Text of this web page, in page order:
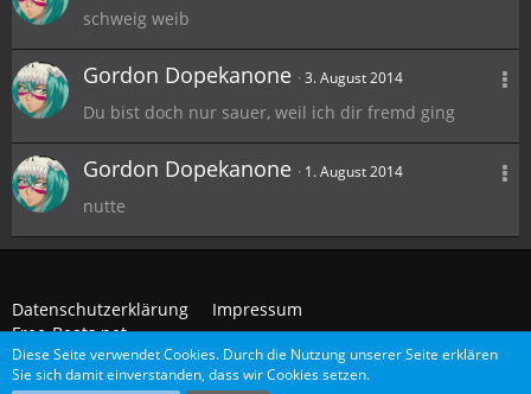
schweig weib
Gordon Dopekanone 3. August 2014
Du bist doch nur sauer, weil ich dir fremd ging
Gordon Dopekanone 1. August 2014
nutte
Datenschutzerklärung
Impressum
Free-Beats.net
Diese Seite verwendet Cookies. Durch die Nutzung unserer Seite erklären
Sie sich damit einverstanden, dass wir Cookies setzen.